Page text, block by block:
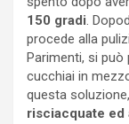
150 gradi.
procede alla
Parimenti, si
cucchiai in
questa soluzione,
risciacquate ed